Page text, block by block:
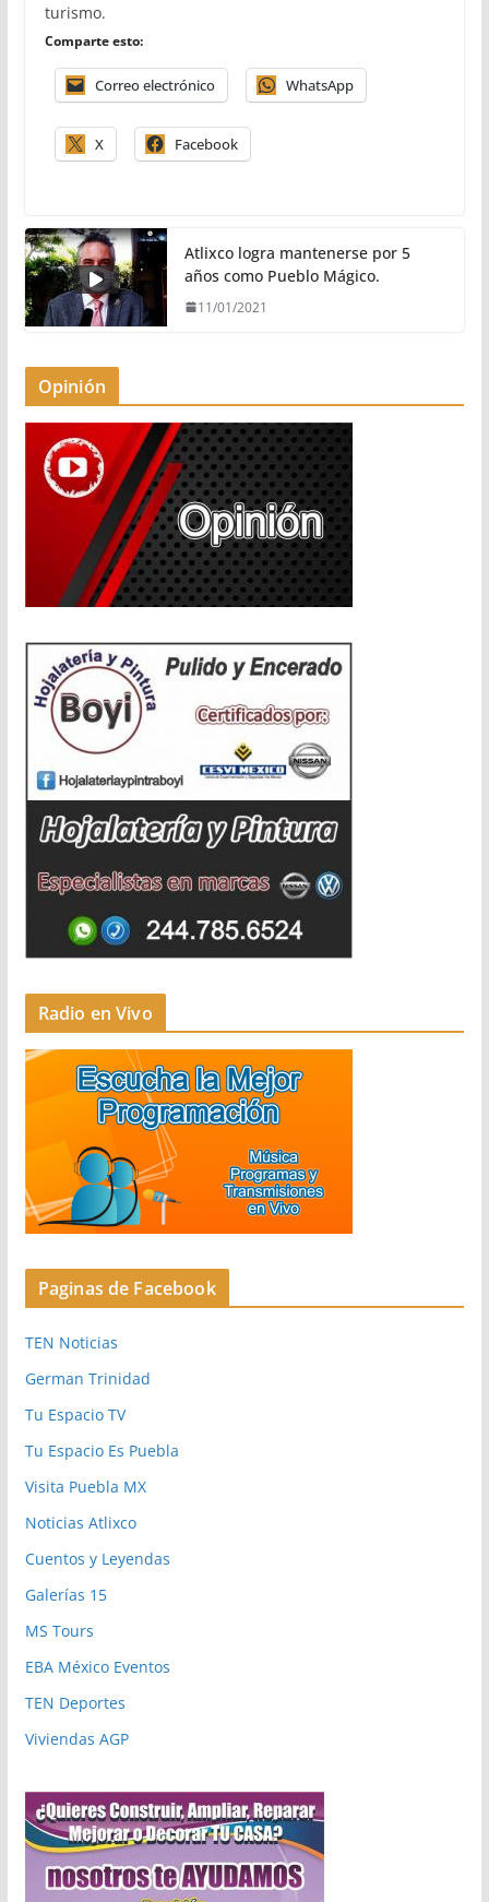
turismo.
Comparte esto:
Correo electrónico WhatsApp
X Facebook
Atlixco logra mantenerse por 5
años como Pueblo Mágico.
11/01/2021
Opinión
Radio en Vivo
Paginas de Facebook
TEN Noticias
German Trinidad
Tu Espacio TV
Tu Espacio Es Puebla
Visita Puebla MX
Noticias Atlixco
Cuentos y Leyendas
Galerías 15
MS Tours
EBA México Eventos
TEN Deportes
Viviendas AGP